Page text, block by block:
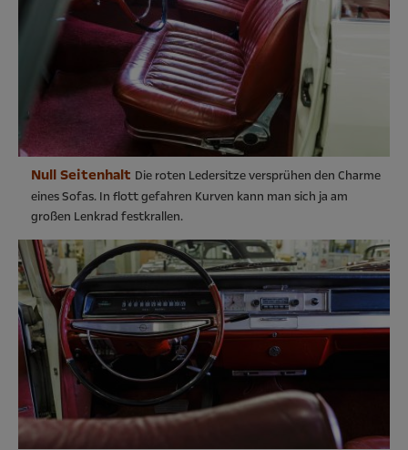
Null Seitenhalt Die roten Ledersitze versprühen den Charme
eines Sofas. In flott gefahren Kurven kann man sich ja am
großen Lenkrad festkrallen.